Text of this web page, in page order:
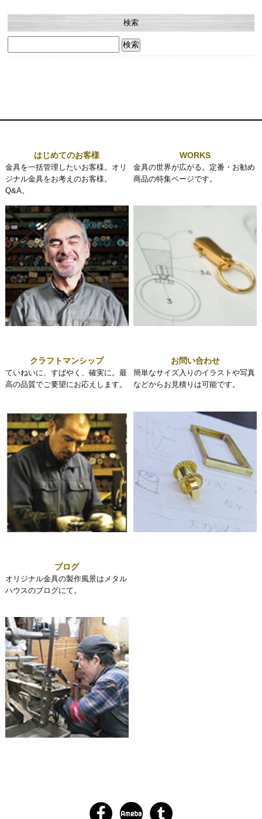
検索
索:
はじめてのお客様
金具を一括管理したいお客様。オリ
ジナル金具をお考えのお客様。
Q&A。
WORKS
金具の世界が広がる。定番・お勧め
商品の特集ページです。
クラフトマンシップ
ていねいに、すばやく、確実に。最
高の品質でご要望にお応えします。
お問い合わせ
簡単なサイズ入りのイラストや写真
などからお見積りは可能です。
ブログ
オリジナル金具の製作風景はメタル
ハウスのブログにて。